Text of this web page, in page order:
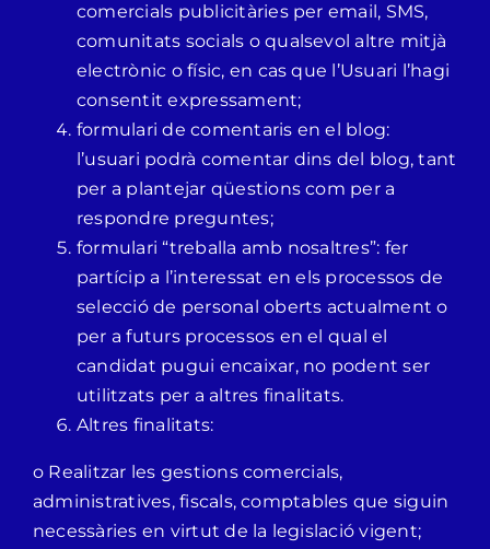
comercials publicitàries per email, SMS,
comunitats socials o qualsevol altre mitjà
electrònic o físic, en cas que l’Usuari l’hagi
consentit expressament;
formulari de comentaris en el blog:
l’usuari podrà comentar dins del blog, tant
per a plantejar qüestions com per a
respondre preguntes;
formulari “treballa amb nosaltres”: fer
partícip a l’interessat en els processos de
selecció de personal oberts actualment o
per a futurs processos en el qual el
candidat pugui encaixar, no podent ser
utilitzats per a altres finalitats.
Altres finalitats:
o Realitzar les gestions comercials,
administratives, fiscals, comptables que siguin
necessàries en virtut de la legislació vigent;